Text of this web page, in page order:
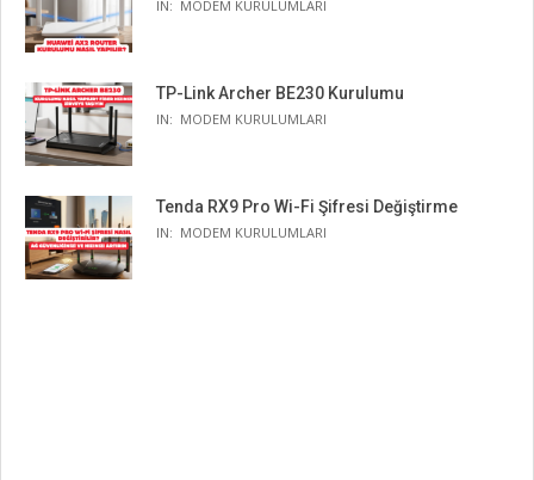
IN: MODEM KURULUMLARI
TP-Link Archer BE230 Kurulumu
IN: MODEM KURULUMLARI
Tenda RX9 Pro Wi-Fi Şifresi Değiştirme
IN: MODEM KURULUMLARI